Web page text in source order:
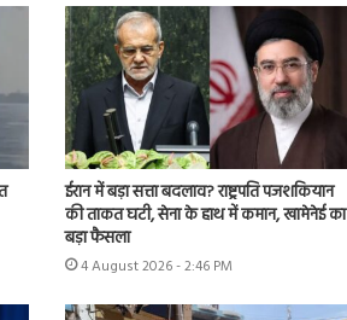
ईरान में बड़ा सत्ता बदलाव? राष्ट्रपति पजशकियान
की ताकत घटी, सेना के हाथ में कमान, खामेनेई का
बड़ा फैसला
4 August 2026 - 2:46 PM